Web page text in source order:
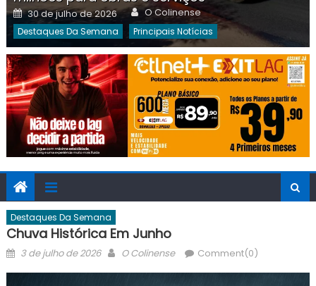
Posted
on
30 de julho de 2026 Author
O Colinense
Destaques Da Semana Principais Notícias
Destaques Da Semana
Chuva Histórica Em Junho
Posted
3 de julho de 2026 Author
O Colinense Comment(0)